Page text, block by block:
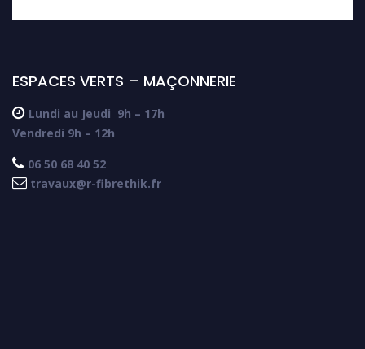
ESPACES VERTS – MAÇONNERIE
 Lundi au Jeudi 9h – 17h
Vendredi 9h – 12h
 06 50 68 40 52
 travaux@r-fibrethik.fr